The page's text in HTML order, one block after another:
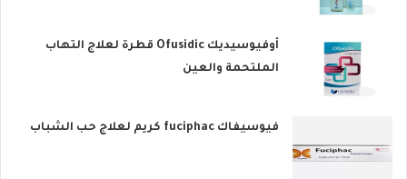
أوفيوسيديك Ofusidic قطرة لعلاج التهاب
الملتحمة والعين
فيوسيفاك fuciphac كريم لعلاج حب الشباب